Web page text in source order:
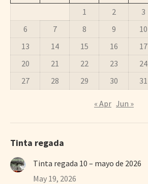
1
2 3
6
7 8 9 10
13
14 15 16 17
20
21 22 23 24
27
28 29 30 31
« Apr Jun »
Tinta regada
Tinta regada 10 – mayo de 2026
May 19, 2026